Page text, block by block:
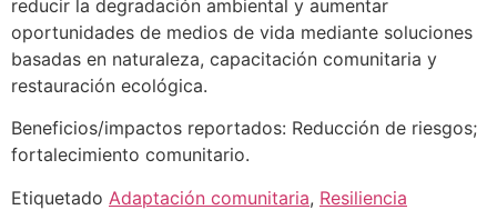
reducir la degradación ambiental y aumentar
oportunidades de medios de vida mediante soluciones
basadas en naturaleza, capacitación comunitaria y
restauración ecológica.
Beneficios/impactos reportados: Reducción de riesgos;
fortalecimiento comunitario.
Etiquetado Adaptación comunitaria, Resiliencia